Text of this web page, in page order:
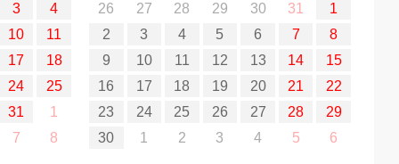
3
4
10
11
17
18
24
25
31
1
7
8
26
27 28 29 30 31
1
2
3 4 5 6 7
8
9
10 11 12 13 14
15
16
17 18 19 20 21
22
23
24 25 26 27 28
29
30
1 2 3 4 5 6